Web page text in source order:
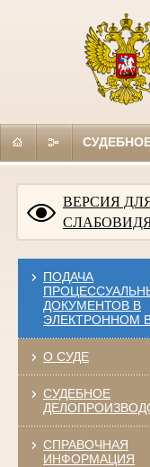
ВЕРСИЯ
ПОДАЧА
ДОКУМЕНТОВ В
ЭЛЕКТРОННОМ
О СУДЕ
СУДЕБНОЕ
СПРАВОЧНАЯ
ИНФОРМАЦИЯ